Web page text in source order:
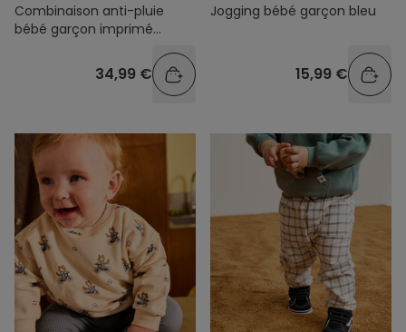
Combinaison anti-pluie
bébé garçon imprimé
34,99 €
Jogging bébé garçon bleu
15,99 €